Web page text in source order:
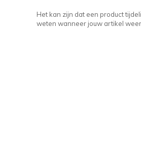
Het kan zijn dat een product
weten wanneer jouw artikel